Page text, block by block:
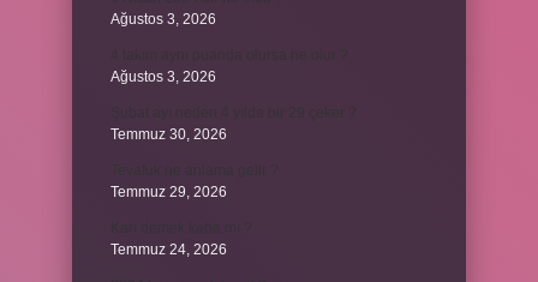
Ağustos 3, 2026
Ağustos 3, 2026
Temmuz 30, 2026
Temmuz 29, 2026
Temmuz 24, 2026